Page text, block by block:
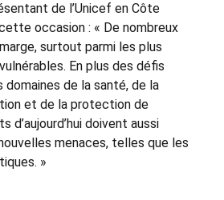
de l’Unicef en Côte
occasion : « De nombreux
surtout parmi les plus
En plus des défis
de la santé, de la
et de la protection de
d’aujourd’hui doivent aussi
menaces, telles que les
»